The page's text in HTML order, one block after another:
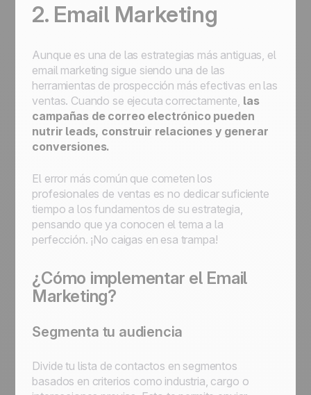
2. Email Marketing
Aunque es una de las estrategias más antiguas, el
email marketing sigue siendo una de las
herramientas de prospección más efectivas en las
ventas. Cuando se ejecuta correctamente, las
campañas de correo electrónico pueden
nutrir leads, construir relaciones y generar
conversiones.
El error más común que cometen los
profesionales de ventas es no dedicar suficiente
tiempo a los fundamentos de su estrategia,
pensando que ya conocen el tema a la
perfección. ¡No caigas en esa trampa!
¿Cómo implementar el Email
Marketing?
Segmenta tu audiencia
Divide tu lista de contactos en segmentos
basados en criterios como industria, cargo o